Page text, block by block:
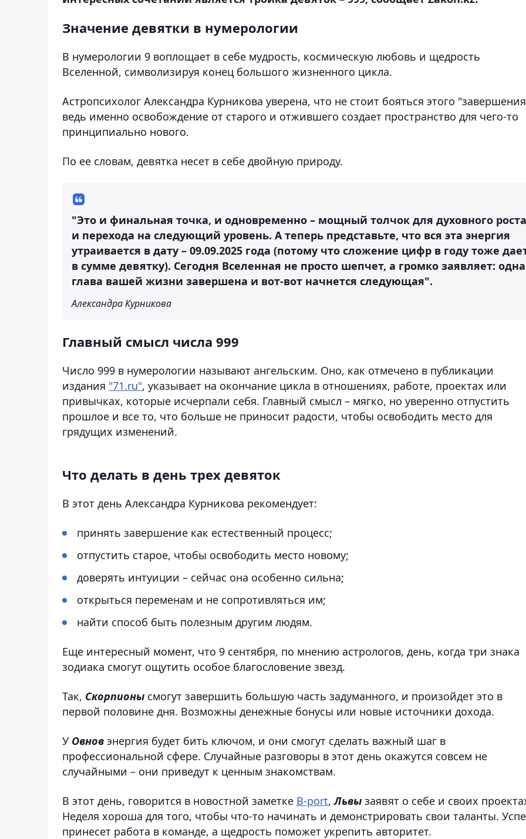
Значение девятки в нумерологии
В нумерологии 9 воплощает в себе мудрость, космическую любовь и щедрость
Вселенной, символизируя конец большого жизненного цикла.
Астропсихолог Александра Курникова уверена, что не стоит бояться этого
ведь именно освобождение от старого и отжившего создает пространство для чего-то
принципиально нового.
По ее словам, девятка несет в себе двойную природу.
"Это и финальная точка, и одновременно – мощный толчок для духовного роста
и перехода на следующий уровень. А теперь представьте, что вся эта энергия
утраивается в дату – 09.09.2025 года (потому что сложение цифр в году тоже
в сумме девятку). Сегодня Вселенная не просто шепчет, а громко заявляет: одна
глава вашей жизни завершена и вот-вот начнется следующая".
Александра Курникова
Главный смысл числа 999
Число 999 в нумерологии называют ангельским. Оно, как отмечено в публикации
издания "71.ru", указывает на окончание цикла в отношениях, работе, проектах или
привычках, которые исчерпали себя. Главный смысл – мягко, но уверенно отпустить
прошлое и все то, что больше не приносит радости, чтобы освободить место для
грядущих изменений.
Что делать в день трех девяток
В этот день Александра Курникова рекомендует:
принять завершение как естественный процесс;
отпустить старое, чтобы освободить место новому;
доверять интуиции – сейчас она особенно сильна;
открыться переменам и не сопротивляться им;
найти способ быть полезным другим людям.
Еще интересный момент, что 9 сентября, по мнению астрологов, день, когда три знака
зодиака смогут ощутить особое благословение звезд.
Так, Скорпионы смогут завершить большую часть задуманного, и произойдет это в
первой половине дня. Возможны денежные бонусы или новые источники дохода.
У Овнов энергия будет бить ключом, и они смогут сделать важный шаг в
профессиональной сфере. Случайные разговоры в этот день окажутся совсем не
случайными – они приведут к ценным знакомствам.
В этот день, говорится в новостной заметке B-port,Львы заявят о себе и своих
Неделя хороша для того, чтобы что-то начинать и демонстрировать свои таланты.
принесет работа в команде, а щедрость поможет укрепить авторитет.